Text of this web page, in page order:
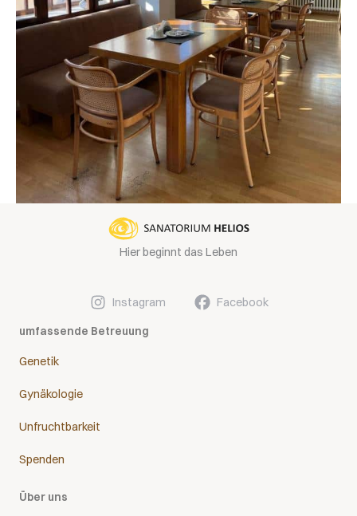
Hier beginnt das Leben
Instagram Facebook
umfassende Betreuung
Genetik
Gynäkologie
Unfruchtbarkeit
Spenden
Über uns